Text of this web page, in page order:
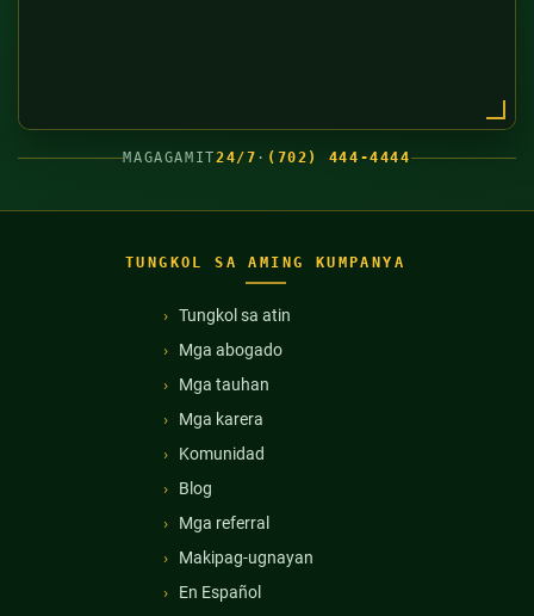
MAGAGAMIT24/7 · (702) 444-4444
TUNGKOL SA AMING KUMPANYA
Tungkol sa atin
Mga abogado
Mga tauhan
Mga karera
Komunidad
Blog
Mga referral
Makipag-ugnayan
En Español